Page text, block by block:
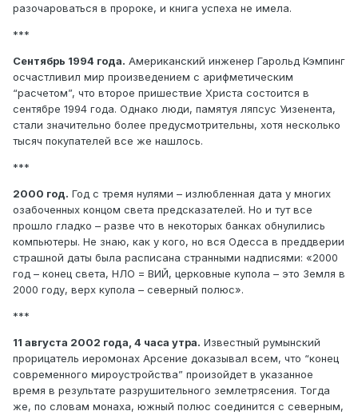
разочароваться в пророке, и книга успеха не имела.
***
Сентябрь 1994 года. Американский инженер Гарольд Кэмпинг
осчастливил мир произведением с арифметическим
“расчетом”, что второе пришествие Христа состоится в
сентябре 1994 года. Однако люди, памятуя ляпсус Уизенента,
стали значительно более предусмотрительны, хотя несколько
тысяч покупателей все же нашлось.
***
2000 год. Год с тремя нулями – излюбленная дата у многих
озабоченных концом света предсказателей. Но и тут все
прошло гладко – разве что в некоторых банках обнулились
компьютеры. Не знаю, как у кого, но вся Одесса в преддверии
страшной даты была расписана странными надписями: «2000
год – конец света, НЛО = ВИЙ, церковные купола – это Земля в
2000 году, верх купола – северный полюс».
***
11 августа 2002 года, 4 часа утра. Известный румынский
прорицатель иеромонах Арсение доказывал всем, что “конец
современного мироустройства” произойдет в указанное
время в результате разрушительного землетрясения. Тогда
же, по словам монаха, южный полюс соединится с северным,